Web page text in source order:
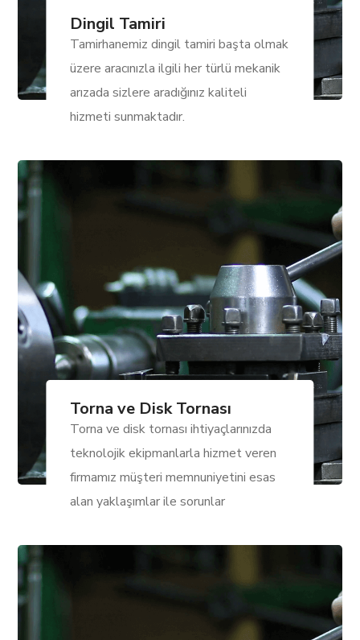
Dingil Tamiri
Tamirhanemiz dingil tamiri başta olmak
üzere aracınızla ilgili her türlü mekanik
arızada sizlere aradığınız kaliteli
hizmeti sunmaktadır.
Torna ve Disk Tornası
Torna ve disk tornası ihtiyaçlarınızda
teknolojik ekipmanlarla hizmet veren
firmamız müşteri memnuniyetini esas
alan yaklaşımlar ile sorunlar